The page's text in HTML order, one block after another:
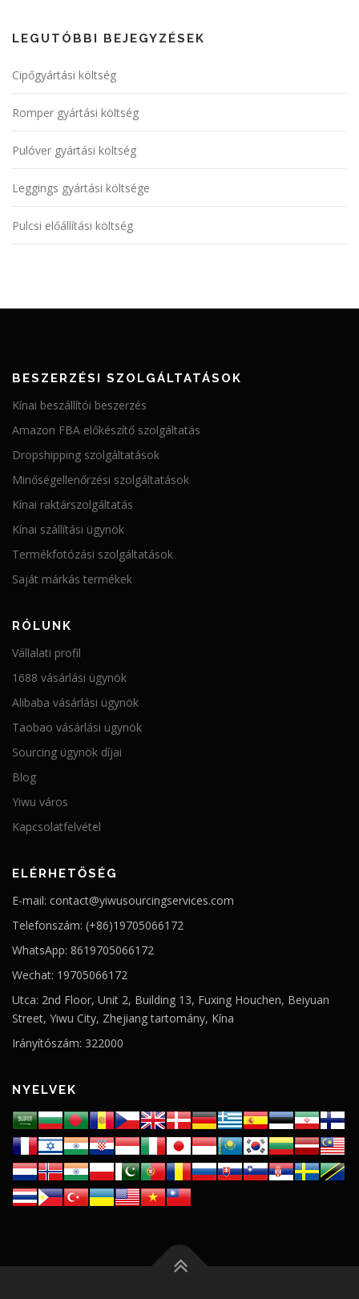
LEGUTÓBBI BEJEGYZÉSEK
Cipőgyártási költség
Romper gyártási költség
Pulóver gyártási költség
Leggings gyártási költsége
Pulcsi előállítási költség
BESZERZÉSI SZOLGÁLTATÁSOK
Kínai beszállítói beszerzés
Amazon FBA előkészítő szolgáltatás
Dropshipping szolgáltatások
Minőségellenőrzési szolgáltatások
Kínai raktárszolgáltatás
Kínai szállítási ügynök
Termékfotózási szolgáltatások
Saját márkás termékek
RÓLUNK
Vállalati profil
1688 vásárlási ügynök
Alibaba vásárlási ügynök
Taobao vásárlási ügynök
Sourcing ügynök díjai
Blog
Yiwu város
Kapcsolatfelvétel
ELÉRHETŐSÉG
E-mail: contact@yiwusourcingservices.com
Telefonszám: (+86)19705066172
WhatsApp: 8619705066172
Wechat: 19705066172
Utca: 2nd Floor, Unit 2, Building 13, Fuxing Houchen, Beiyuan
Street, Yiwu City, Zhejiang tartomány, Kína
Irányítószám: 322000
NYELVEK